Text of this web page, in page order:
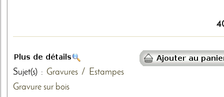
Sujet(s) : Gravures / Estampes
Gravure sur bois